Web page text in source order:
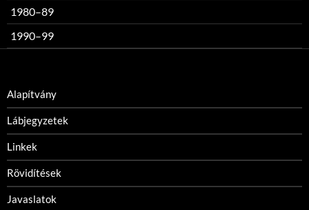
1980–89
1990–99
Alapítvány
Lábjegyzetek
Linkek
Rövidítések
Javaslatok